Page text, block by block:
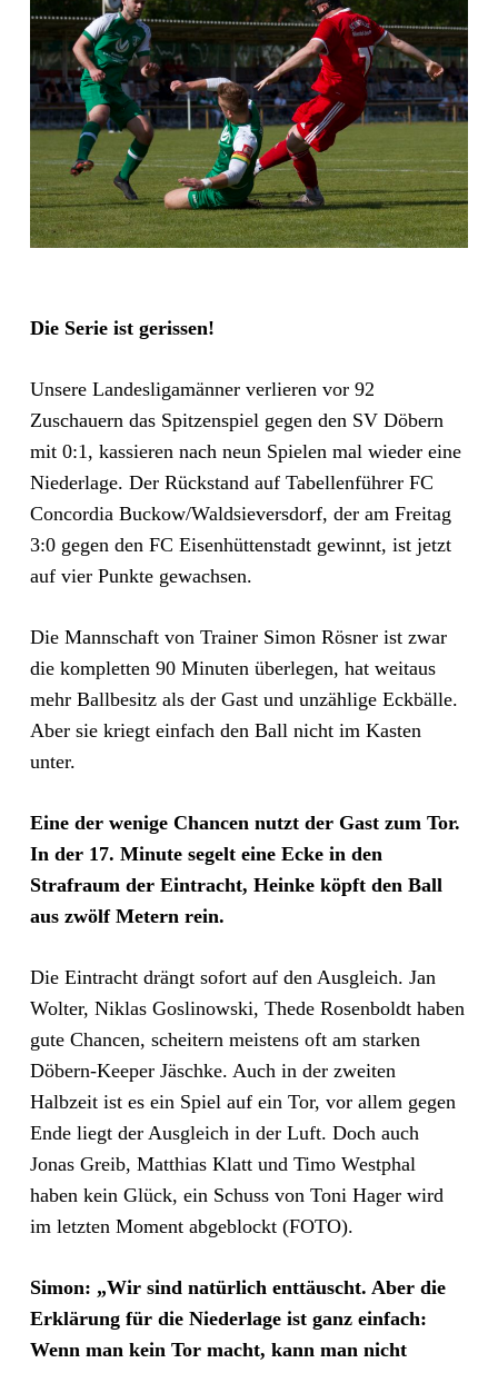
Die Serie ist gerissen!
Unsere Landesligamänner verlieren vor 92
Zuschauern das Spitzenspiel gegen den SV Döbern
mit 0:1, kassieren nach neun Spielen mal wieder eine
Niederlage. Der Rückstand auf Tabellenführer FC
Concordia Buckow/Waldsieversdorf, der am Freitag
3:0 gegen den FC Eisenhüttenstadt gewinnt, ist jetzt
auf vier Punkte gewachsen.
Die Mannschaft von Trainer Simon Rösner ist zwar
die kompletten 90 Minuten überlegen, hat weitaus
mehr Ballbesitz als der Gast und unzählige Eckbälle.
Aber sie kriegt einfach den Ball nicht im Kasten
unter.
Eine der wenige Chancen nutzt der Gast zum Tor.
In der 17. Minute segelt eine Ecke in den
Strafraum der Eintracht, Heinke köpft den Ball
aus zwölf Metern rein.
Die Eintracht drängt sofort auf den Ausgleich. Jan
Wolter, Niklas Goslinowski, Thede Rosenboldt haben
gute Chancen, scheitern meistens oft am starken
Döbern-Keeper Jäschke. Auch in der zweiten
Halbzeit ist es ein Spiel auf ein Tor, vor allem gegen
Ende liegt der Ausgleich in der Luft. Doch auch
Jonas Greib, Matthias Klatt und Timo Westphal
haben kein Glück, ein Schuss von Toni Hager wird
im letzten Moment abgeblockt (FOTO).
Simon: „Wir sind natürlich enttäuscht. Aber die
Erklärung für die Niederlage ist ganz einfach:
Wenn man kein Tor macht, kann man nicht